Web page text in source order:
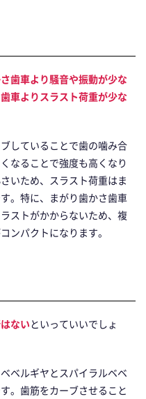
歯車より騒音や振動が少な
車よりスラスト荷重が少な
していることで歯の噛み合
なることで強度も高くなり
いため、スラスト荷重はま
。特に、まがり歯かさ歯車
ストがかからないため、複
ンパクトになります。
ないといっていいでしょ
ベルギヤとスパイラルベベ
。歯筋をカーブさせること